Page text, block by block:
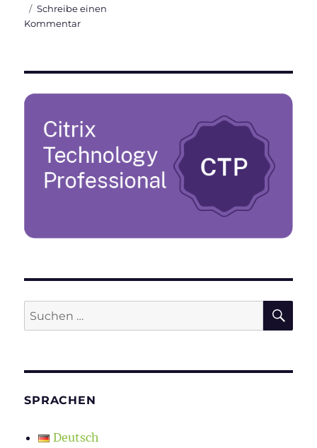
Schreibe einen
Kommentarzu
Desktops
WEM
ist
veröffentlicht
Suchen
nach:
SPRACHEN
Deutsch